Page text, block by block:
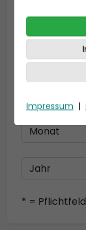
Telefon *
* =
Impressum |